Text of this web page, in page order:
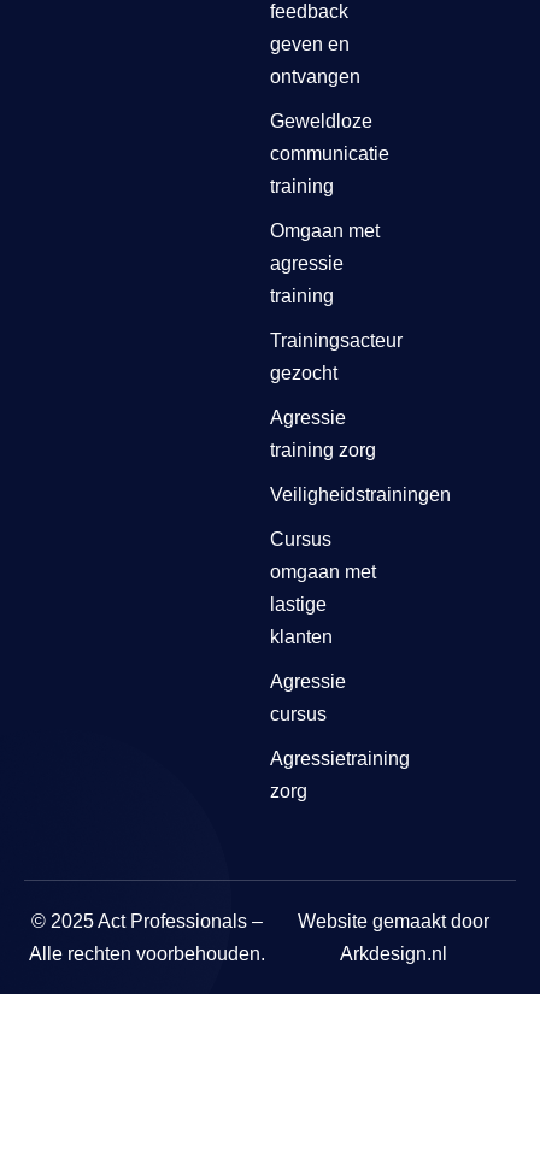
feedback
geven en
ontvangen
Geweldloze
communicatie
training
Omgaan met
agressie
training
Trainingsacteur
gezocht
Agressie
training zorg
Veiligheidstrainingen
Cursus
omgaan met
lastige
klanten
Agressie
cursus
Agressietraining
zorg
© 2025 Act Professionals –
Alle rechten voorbehouden.
Website gemaakt door
Arkdesign.nl